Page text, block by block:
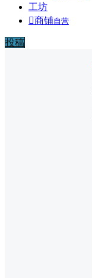
工坊
商铺自营
投稿